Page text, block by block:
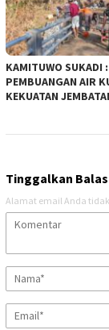
KAMITUWO SUKADI
PEMBUANGAN AIR
KEKUATAN
Tinggalkan
Alamat email Anda